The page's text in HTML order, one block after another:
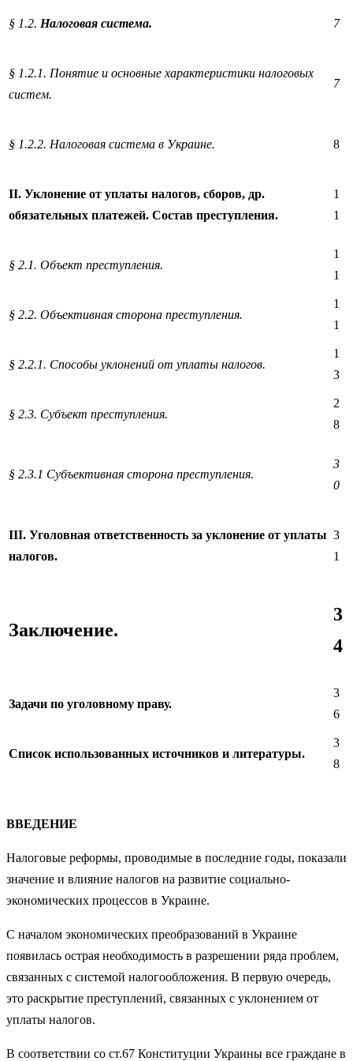
§ 1.2. Налоговая система. 7
§ 1.2.1. Понятие и основные характеристики налоговых
систем.
7
§ 1.2.2. Налоговая система в Украине. 8
II. Уклонение от уплаты налогов, сборов, др.
обязательных платежей. Состав преступления.
1
1
§ 2.1. Объект преступления.
1
1
§ 2.2. Объективная сторона преступления.
1
1
§ 2.2.1. Способы уклонений от уплаты налогов.
1
3
§ 2.3. Субъект преступления.
2
8
§ 2.3.1 Субъективная сторона преступления.
3
0
III. Уголовная ответственность за уклонение от уплаты
налогов.
3
1
Заключение.
3
4
Задачи по уголовному праву.
3
6
Список использованных источников и литературы.
3
8
ВВЕДЕНИЕ
Налоговые реформы, проводимые в последние годы, показали
значение и влияние налогов на развитие социально-
экономических процессов в Украине.
С началом экономических преобразований в Украине
появилась острая необходимость в разрешении ряда проблем,
связанных с системой налогообложения. В первую очередь,
это раскрытие преступлений, связанных с уклонением от
уплаты налогов.
В соответствии со ст.67 Конституции Украины все граждане в